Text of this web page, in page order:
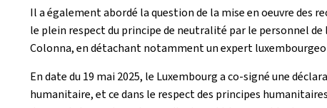
Il a également abordé la question de la mise en oeuvre des
le plein respect du principe de neutralité par le personnel de
Colonna, en détachant notamment un expert
En date du 19 mai 2025, le Luxembourg a co-signé une
humanitaire, et ce dans le respect des principes